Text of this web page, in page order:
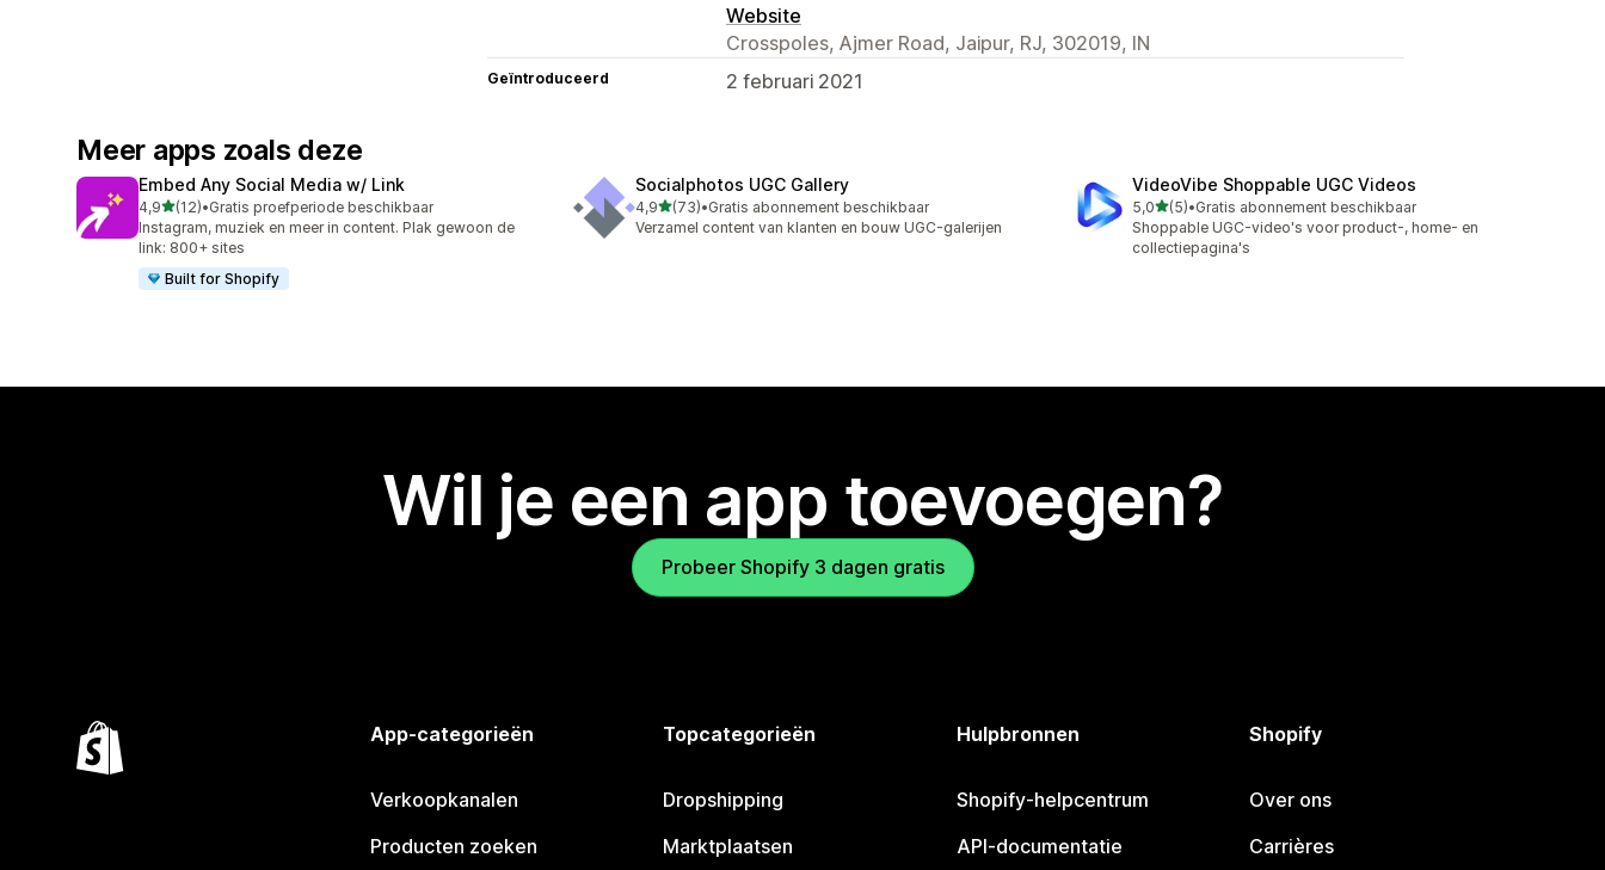
Website
Crosspoles, Ajmer Road, Jaipur, RJ, 302019, IN
Geïntroduceerd 2 februari 2021
Meer apps zoals deze
Embed Any Social Media w/ Link
4,9van 5 sterren
(12)
12 recensies in totaal
•Gratis proefperiode beschikbaar
Instagram, muziek en meer in content. Plak gewoon de
link: 800+ sites
Built for Shopify
Socialphotos UGC Gallery
4,9van 5 sterren
(73)
73 recensies in totaal
•Gratis abonnement beschikbaar
Verzamel content van klanten en bouw UGC-galerijen
VideoVibe Shoppable UGC Videos
5,0van 5 sterren
(5)
5 recensies in totaal
•Gratis abonnement beschikbaar
Shoppable UGC-video's voor product-, home- en
collectiepagina's
Wil je een app toevoegen?
Probeer Shopify 3 dagen gratis
App-categorieën
Verkoopkanalen
Producten zoeken
Topcategorieën
Dropshipping
Marktplaatsen
Hulpbronnen
Shopify-helpcentrum
API-documentatie
Shopify
Over ons
Carrières